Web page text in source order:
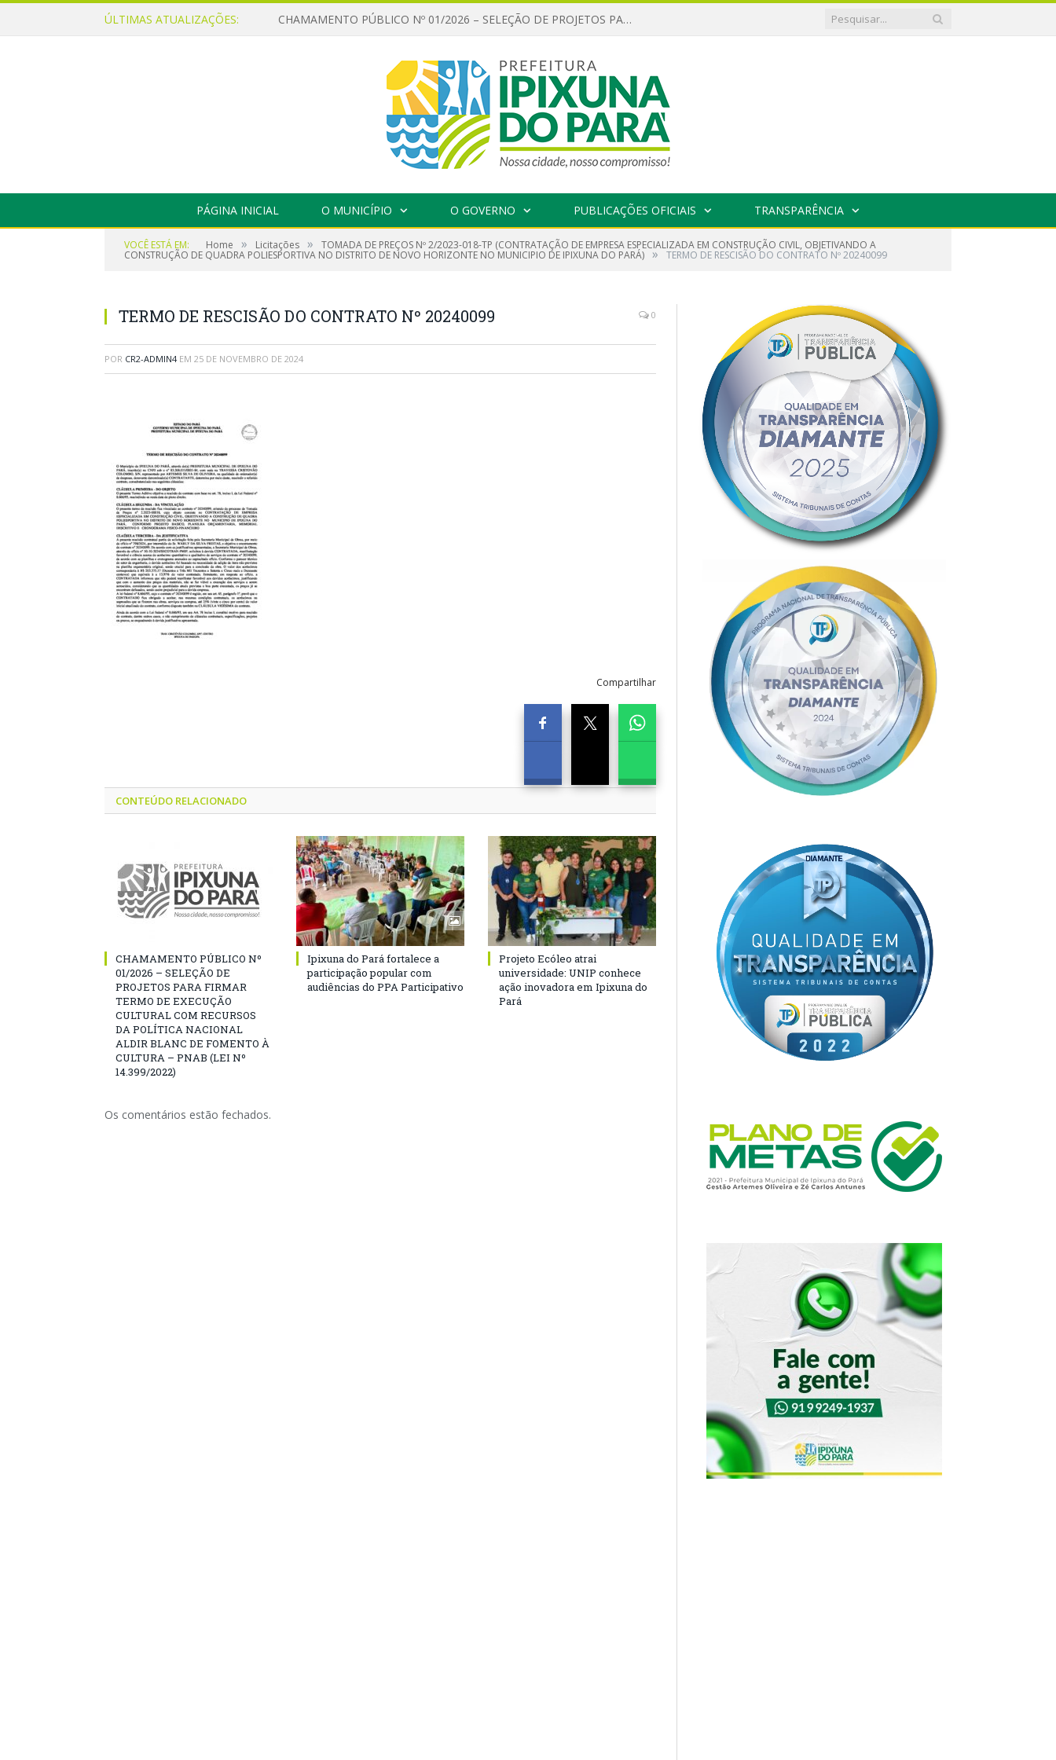
ÚLTIMAS ATUALIZAÇÕES: CHAMAMENTO PÚBLICO Nº 01/2026 – SELEÇÃO DE PROJETOS PARA FIRMAR TERMO DE EXECUÇÃO CULTURAL COM RECURSOS DA POLÍTICA NACIONAL ALDIR BLANC DE FOMENTO À CULTURA – PNAB (LEI Nº 14.399/2022)
PÁGINA INICIAL O MUNICÍPIO O GOVERNO PUBLICAÇÕES OFICIAIS TRANSPARÊNCIA
VOCÊ ESTÁ EM: Home » Licitações » TOMADA DE PREÇOS Nº 2/2023-018-TP (CONTRATAÇÃO DE EMPRESA ESPECIALIZADA EM CONSTRUÇÃO CIVIL, OBJETIVANDO A
CONSTRUÇÃO DE QUADRA POLIESPORTIVA NO DISTRITO DE NOVO HORIZONTE NO MUNICIPIO DE IPIXUNA DO PARÁ) » TERMO DE RESCISÃO DO CONTRATO Nº 20240099
TERMO DE RESCISÃO DO CONTRATO Nº 20240099 0
POR CR2-ADMIN4 EM 25 DE NOVEMBRO DE 2024
Compartilhar
CONTEÚDO RELACIONADO
CHAMAMENTO PÚBLICO Nº
01/2026 – SELEÇÃO DE
PROJETOS PARA FIRMAR
TERMO DE EXECUÇÃO
CULTURAL COM RECURSOS
DA POLÍTICA NACIONAL
ALDIR BLANC DE FOMENTO À
CULTURA – PNAB (LEI Nº
14.399/2022)
Ipixuna do Pará fortalece a
participação popular com
audiências do PPA Participativo
Projeto Ecóleo atrai
universidade: UNIP conhece
ação inovadora em Ipixuna do
Pará
Os comentários estão fechados.